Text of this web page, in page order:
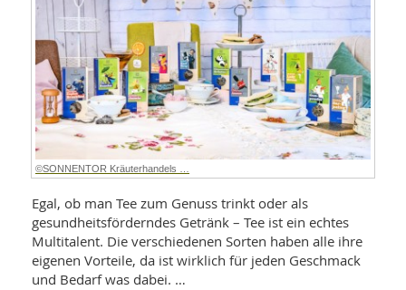
©SONNENTOR Kräuterhandels …
Egal, ob man Tee zum Genuss trinkt oder als
gesundheitsförderndes Getränk – Tee ist ein echtes
Multitalent. Die verschiedenen Sorten haben alle ihre
eigenen Vorteile, da ist wirklich für jeden Geschmack
und Bedarf was dabei. …